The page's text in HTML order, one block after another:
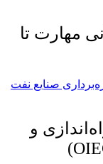
مهارت تا
و